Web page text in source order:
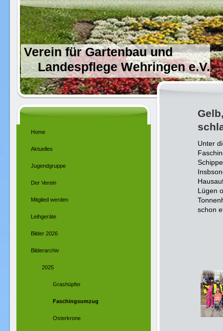
Verein für Gartenbau und
Landespflege Wehringen e.V.
Unter
Lügen
schon
Home
Aktuelles
Jugendgruppe
Der Verein
Mitglied werden
Leihgeräte
Bilder 2026
Bilderarchiv
2025
Grashüpfer
Faschingsumzug
Osterkrone